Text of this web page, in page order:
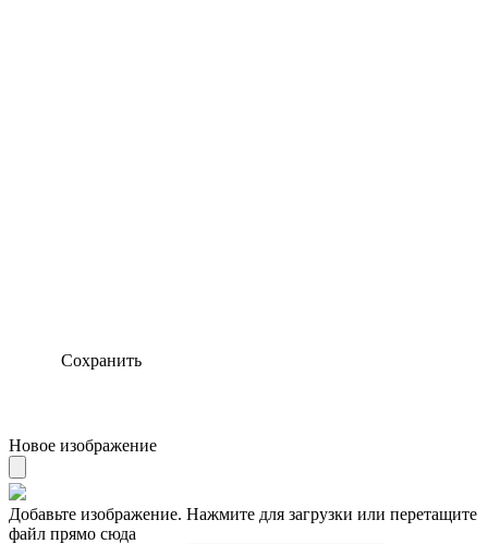
Сохранить
Новое изображение
Добавьте изображение. Нажмите для загрузки или перетащите
файл прямо сюда